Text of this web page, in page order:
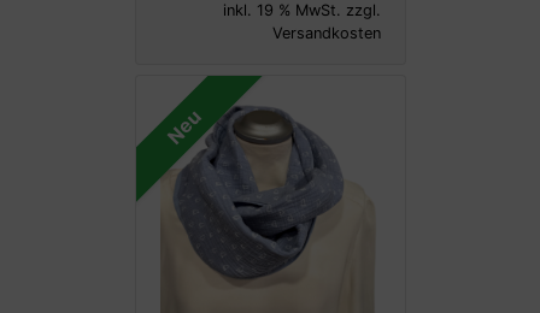
inkl. 19 % MwSt. zzgl.
Versandkosten
Neu